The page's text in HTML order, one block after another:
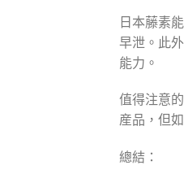
日本藤素
早泄。此
能力。
值得注意
産品，但
總結：